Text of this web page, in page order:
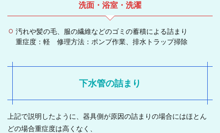
洗面・浴室・洗濯
汚れや髪の毛、服の繊維などのゴミの蓄積による詰まり
重症度：軽 修理方法：ポンプ作業、排水トラップ掃除
下水管の詰まり
上記で説明したように、器具側が原因の詰まりの場合にはほとん
どの場合重症度は高くなく、